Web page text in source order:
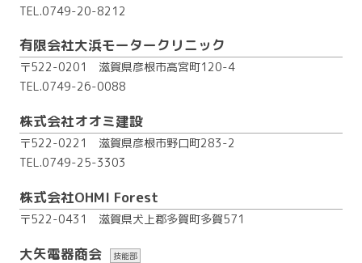
TEL.0749-20-8212
有限会社大浜モータークリニック
〒522-0201 滋賀県彦根市高宮町120-4
TEL.0749-26-0088
株式会社オオミ建設
〒522-0221 滋賀県彦根市野口町283-2
TEL.0749-25-3303
株式会社OHMI Forest
〒522-0431 滋賀県犬上郡多賀町多賀571
大矢電器商会 技能部